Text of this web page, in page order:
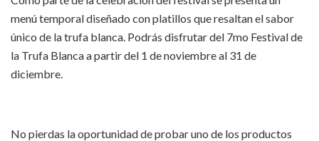
menú temporal diseñado con platillos que resaltan el sabor
único de la trufa blanca. Podrás disfrutar del 7mo Festival de
la Trufa Blanca a partir del 1 de noviembre al 31 de
diciembre.
No pierdas la oportunidad de probar uno de los productos